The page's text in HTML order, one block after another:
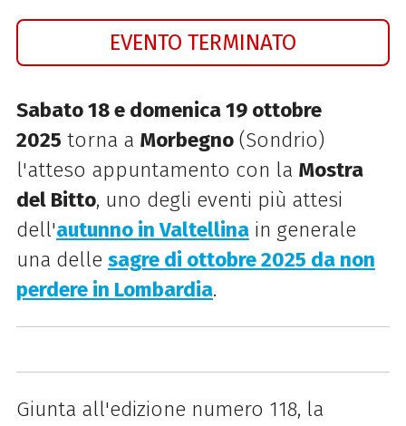
EVENTO TERMINATO
Sabato 18 e domenica 19 ottobre
2025 torna a Morbegno(Sondrio)
l'atteso appuntamento con la Mostra
del Bitto, uno degli eventi più attesi
dell'autunno in Valtellinain generale
una delle sagre di ottobre 2025 da non
perdere in Lombardia.
Giunta all'edizione numero 118, la